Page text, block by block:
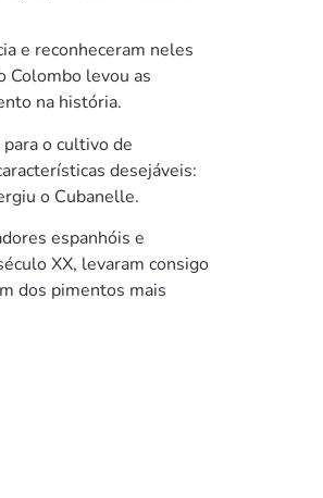
e reconheceram neles
levou as
na história.
o cultivo de
desejáveis:
o Cubanelle.
espanhóis e
XX, levaram consigo
dos pimentos mais